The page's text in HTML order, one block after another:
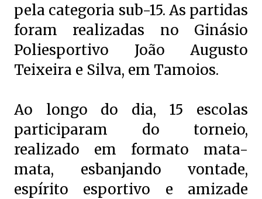
pela categoria sub-15. As partidas
foram realizadas no Ginásio
Poliesportivo João Augusto
Teixeira e Silva, em Tamoios.
Ao longo do dia, 15 escolas
participaram do torneio,
realizado em formato mata-
mata, esbanjando vontade,
espírito esportivo e amizade